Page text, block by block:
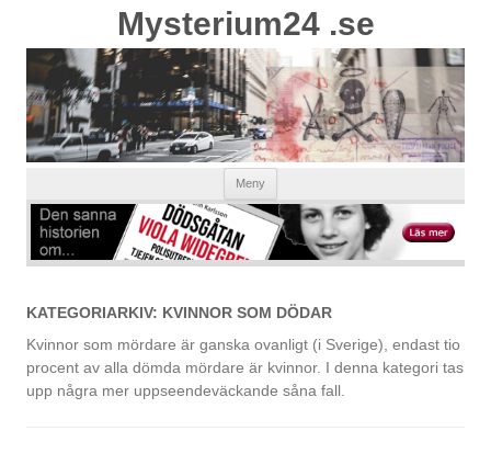
Mysterium24 .se
Meny
innehåll
KATEGORIARKIV: KVINNOR SOM DÖDAR
Kvinnor som mördare är ganska ovanligt (i Sverige), endast tio
procent av alla dömda mördare är kvinnor. I denna kategori tas
upp några mer uppseendeväckande såna fall.